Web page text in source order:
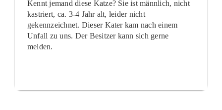
Kennt jemand diese Katze? Sie ist männlich, nicht
kastriert, ca. 3-4 Jahr alt, leider nicht
gekennzeichnet. Dieser Kater kam nach einem
Unfall zu uns. Der Besitzer kann sich gerne
melden.